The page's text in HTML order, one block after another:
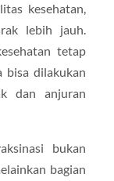
kesehatan,
lebih jauh.
tetap
bisa dilakukan
dan anjuran
bukan
bagian